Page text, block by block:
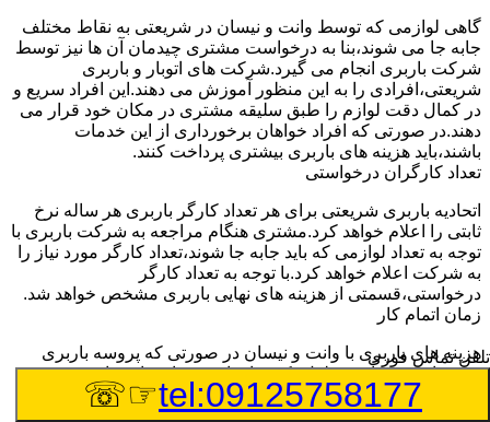
گاهی لوازمی که توسط وانت و نیسان در شریعتی به نقاط مختلف
جابه جا می شوند،بنا به درخواست مشتری چیدمان آن ها نیز توسط
شرکت باربری انجام می گیرد.شرکت های اتوبار و باربری
شریعتی،افرادی را به این منظور آموزش می دهند.این افراد سریع و
در کمال دقت لوازم را طبق سلیقه مشتری در مکان خود قرار می
دهند.در صورتی که افراد خواهان برخورداری از این خدمات
باشند،باید هزینه های باربری بیشتری پرداخت کنند.
تعداد کارگران درخواستی
اتحادیه باربری شریعتی برای هر تعداد کارگر باربری هر ساله نرخ
ثابتی را اعلام خواهد کرد.مشتری هنگام مراجعه به شرکت باربری با
توجه به تعداد لوازمی که باید جابه جا شوند،تعداد کارگر مورد نیاز را
به شرکت اعلام خواهد کرد.با توجه به تعداد کارگر
درخواستی،قسمتی از هزینه های نهایی باربری مشخص خواهد شد.
زمان اتمام کار
هزینه های باربری با وانت و نیسان در صورتی که پروسه باربری
بیشتر از سه ساعت طول بکشد،افزایش خواهد یافت.این مدت
زمان به صورت استادندارد توسط اتحادیه باربری تعیین شده
است.عواملی مثل آب وهوا،ترافیک،شرایط جغرافیایی مبدا یا حجم
تلفن تماس فوری
tel:09125758177
☞☏